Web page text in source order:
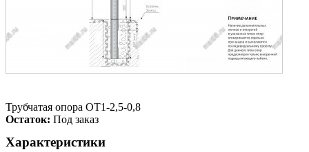
Трубчатая опора ОТ1-2,5-0,8
Остаток: Под заказ
Характеристики